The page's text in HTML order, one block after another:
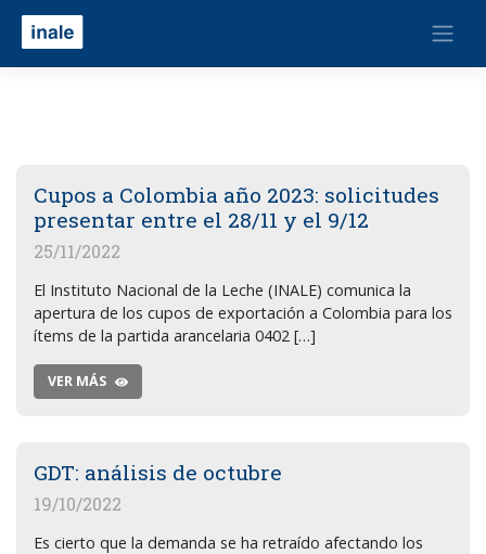
Cupos a Colombia año 2023: solicitudes
presentar entre el 28/11 y el 9/12
25/11/2022
El Instituto Nacional de la Leche (INALE) comunica la
apertura de los cupos de exportación a Colombia para los
ítems de la partida arancelaria 0402 […]
VER MÁS
GDT: análisis de octubre
19/10/2022
Es cierto que la demanda se ha retraído afectando los